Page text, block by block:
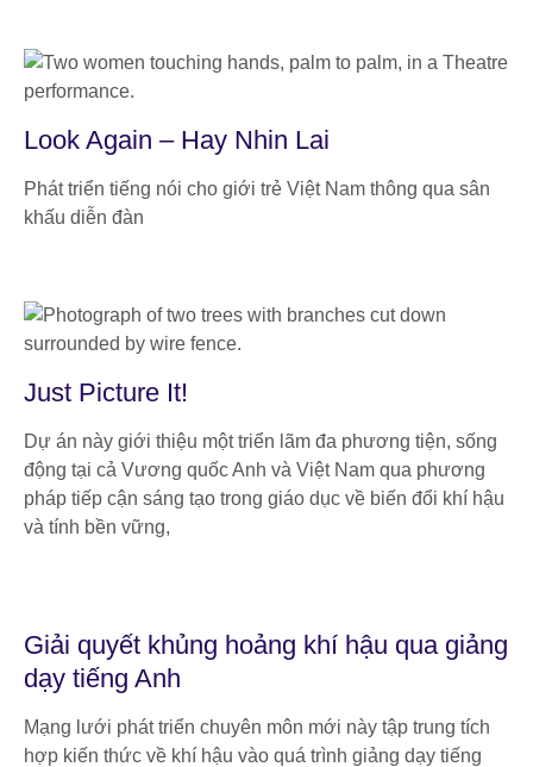
Look Again – Hay Nhin Lai
Phát triển tiếng nói cho giới trẻ Việt Nam thông qua sân
khấu diễn đàn
Just Picture It!
Dự án này giới thiệu một triển lãm đa phương tiện, sống
động tại cả Vương quốc Anh và Việt Nam qua phương
pháp tiếp cận sáng tạo trong giáo dục về biến đổi khí hậu
và tính bền vững,
Giải quyết khủng hoảng khí hậu qua giảng
dạy tiếng Anh
Mạng lưới phát triển chuyên môn mới này tập trung tích
hợp kiến thức về khí hậu vào quá trình giảng dạy tiếng